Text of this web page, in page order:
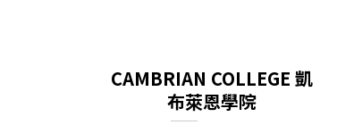
CAMBRIAN COLLEGE 凱
布萊恩學院